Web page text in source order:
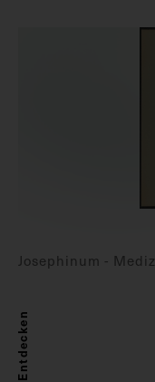
Josephinum -
Entdecken